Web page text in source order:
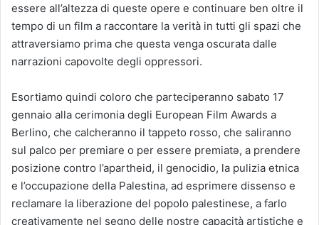
essere all’altezza di queste opere e continuare ben oltre il
tempo di un film a raccontare la verità in tutti gli spazi che
attraversiamo prima che questa venga oscurata dalle
narrazioni capovolte degli oppressori.
Esortiamo quindi coloro che parteciperanno sabato 17
gennaio alla cerimonia degli European Film Awards a
Berlino, che calcheranno il tappeto rosso, che saliranno
sul palco per premiare o per essere premiatə, a prendere
posizione contro l’apartheid, il genocidio, la pulizia etnica
e l’occupazione della Palestina, ad esprimere dissenso e
reclamare la liberazione del popolo palestinese, a farlo
creativamente nel segno delle nostre capacità artistiche e